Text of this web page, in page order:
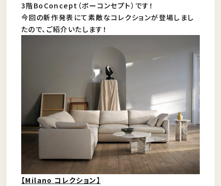
3階BoConcept（ボーコンセプト）です！
今回の新作発表にて素敵なコレクションが登場しまし
たので、ご紹介いたします！
【Milano コレクション】